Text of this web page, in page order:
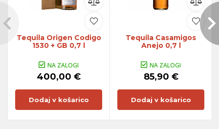
Tequila Origen Codigo
1530 + GB 0,7 l
NA ZALOGI
400,00 €
Dodaj v košarico
Tequila Casamigos
Anejo 0,7 l
NA ZALOGI
85,90 €
Dodaj v košarico